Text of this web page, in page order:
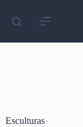
Esculturas